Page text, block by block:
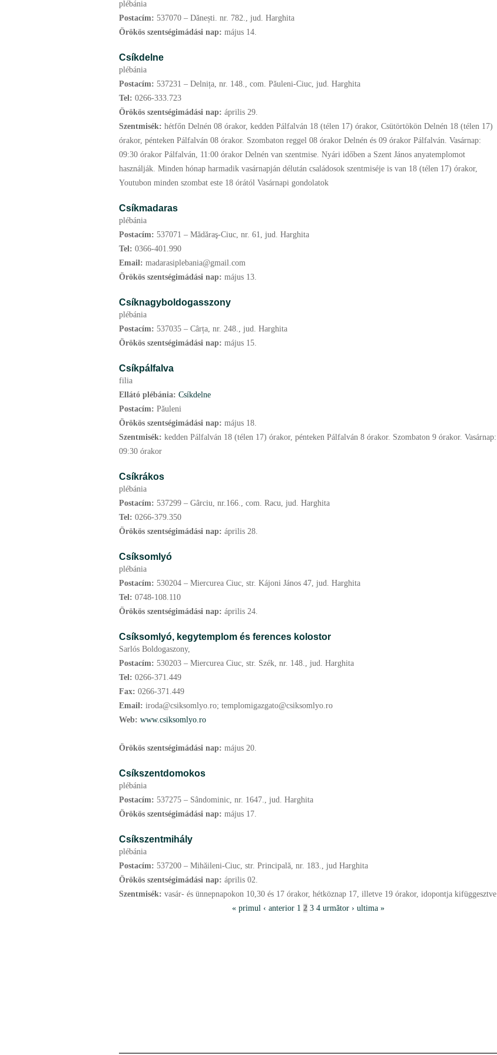
plébánia
Postacím: 537070 – Dănești. nr. 782., jud. Harghita
Örökös szentségimádási nap: május 14.
Csíkdelne
plébánia
Postacím: 537231 – Delnița, nr. 148., com. Păuleni-Ciuc, jud. Harghita
Tel: 0266-333.723
Örökös szentségimádási nap: április 29.
Szentmisék: hétfőn Delnén 08 órakor, kedden Pálfalván 18 (télen 17) órakor, Csütörtökön Delnén 18 (télen 17)
órakor, pénteken Pálfalván 08 órakor. Szombaton reggel 08 órakor Delnén és 09 órakor Pálfalván. Vasárnap:
09:30 órakor Pálfalván, 11:00 órakor Delnén van szentmise. Nyári időben a Szent János anyatemplomot
használják. Minden hónap harmadik vasárnapján délután családosok szentmiséje is van 18 (télen 17) órakor,
Youtubon minden szombat este 18 órától Vasárnapi gondolatok
Csíkmadaras
plébánia
Postacím: 537071 – Mădăraş-Ciuc, nr. 61, jud. Harghita
Tel: 0366-401.990
Email: madarasiplebania@gmail.com
Örökös szentségimádási nap: május 13.
Csíknagyboldogasszony
plébánia
Postacím: 537035 – Cârța, nr. 248., jud. Harghita
Örökös szentségimádási nap: május 15.
Csíkpálfalva
filia
Ellátó plébánia: Csíkdelne
Postacím: Păuleni
Örökös szentségimádási nap: május 18.
Szentmisék: kedden Pálfalván 18 (télen 17) órakor, pénteken Pálfalván 8 órakor. Szombaton 9 órakor. Vasárnap:
09:30 órakor
Csíkrákos
plébánia
Postacím: 537299 – Gârciu, nr.166., com. Racu, jud. Harghita
Tel: 0266-379.350
Örökös szentségimádási nap: április 28.
Csíksomlyó
plébánia
Postacím: 530204 – Miercurea Ciuc, str. Kájoni János 47, jud. Harghita
Tel: 0748-108.110
Örökös szentségimádási nap: április 24.
Csíksomlyó, kegytemplom és ferences kolostor
Sarlós Boldogaszony,
Postacím: 530203 – Miercurea Ciuc, str. Szék, nr. 148., jud. Harghita
Tel: 0266-371.449
Fax: 0266-371.449
Email: iroda@csiksomlyo.ro; templomigazgato@csiksomlyo.ro
Web: www.csiksomlyo.ro
Örökös szentségimádási nap: május 20.
Csíkszentdomokos
plébánia
Postacím: 537275 – Sândominic, nr. 1647., jud. Harghita
Örökös szentségimádási nap: május 17.
Csíkszentmihály
plébánia
Postacím: 537200 – Mihăileni-Ciuc, str. Principală, nr. 183., jud Harghita
Örökös szentségimádási nap: április 02.
Szentmisék: vasár- és ünnepnapokon 10,30 és 17 órakor, hétköznap 17, illetve 19 órakor, idopontja kifüggesztve
« primul ‹ anterior 1 2 3 4 următor › ultima »